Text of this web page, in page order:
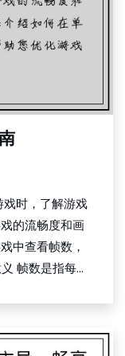
时，了解游戏
的流畅度和画
中查看帧数，
帧数是指每...